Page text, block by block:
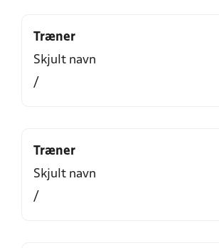
Træner
Skjult navn
/
Træner
Skjult navn
/